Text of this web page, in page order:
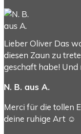
Lieber Oliver Das
diesen Zaun zu
geschaft habe! Und
N. B. aus A.
Merci für die tollen
deine ruhige Art ☺️